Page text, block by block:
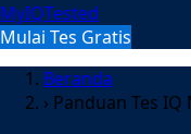
MyIQTested
Mulai Tes Gratis
Beranda
› Panduan Tes IQ